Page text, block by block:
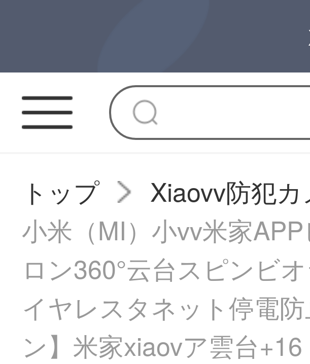
トップ
Xiaovv防犯カ
小米（MI）小vv米家
ロン360°云台スピンビ
イヤレスタネット停電
ン】米家xiaovア雲台+16